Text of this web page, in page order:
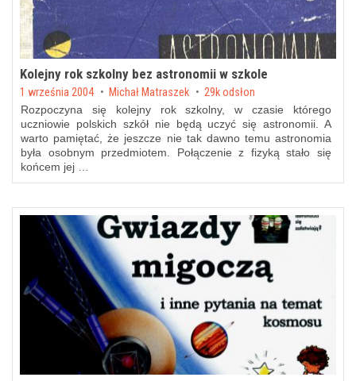
Kolejny rok szkolny bez astronomii w szkole
Posted on
1 września 2004 byMichał Matraszek 29k odsłon
Rozpoczyna się kolejny rok szkolny, w czasie którego
uczniowie polskich szkół nie będą uczyć się astronomii. A
warto pamiętać, że jeszcze nie tak dawno temu astronomia
była osobnym przedmiotem. Połączenie z fizyką stało się
końcem jej …